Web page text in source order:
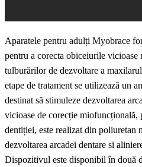
Aparatele pentru adulți Myobrace
pentru a corecta obiceiurile vicioase
tulburărilor de dezvoltare a
etape de tratament se utilizează un
destinat să stimuleze dezvoltarea
vicioase de corecție miofuncțională,
dentiției, este realizat din poliuretan
dezvoltarea arcadei dentare si
Dispozitivul este disponibil în două